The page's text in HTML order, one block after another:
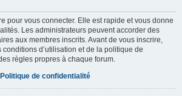
pour vous connecter. Elle est rapide et vous donne
Les administrateurs peuvent accorder des
aux membres inscrits. Avant de vous inscrire,
d’utilisation et de la politique de
règles propres à chaque forum.
Politique de confidentialité